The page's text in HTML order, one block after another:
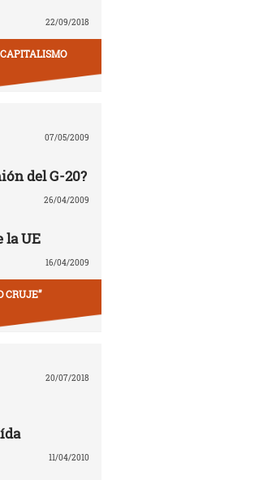
22/09/2018
07/05/2009
del G-20?
26/04/2009
la UE
16/04/2009
CRUJE”
20/07/2018
11/04/2010